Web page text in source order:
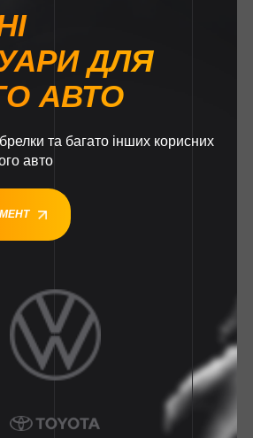
ДЛЯ
АВТО
та багато інших корисних
авто